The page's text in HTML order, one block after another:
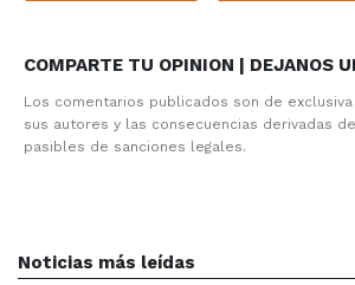
COMPARTE TU OPINION | DEJANOS
Los comentarios publicados son de
sus autores y las consecuencias derivadas
pasibles de sanciones legales.
Noticias más leídas